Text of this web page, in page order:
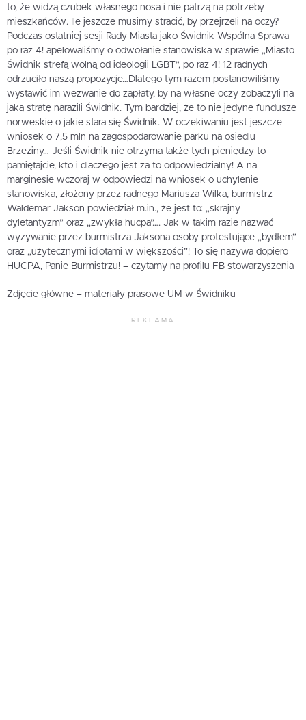
to, że widzą czubek własnego nosa i nie patrzą na potrzeby
mieszkańców. Ile jeszcze musimy stracić, by przejrzeli na oczy?
Podczas ostatniej sesji Rady Miasta jako Świdnik Wspólna Sprawa
po raz 4! apelowaliśmy o odwołanie stanowiska w sprawie „Miasto
Świdnik strefą wolną od ideologii LGBT”, po raz 4! 12 radnych
odrzuciło naszą propozycje…Dlatego tym razem postanowiliśmy
wystawić im wezwanie do zapłaty, by na własne oczy zobaczyli na
jaką stratę narazili Świdnik. Tym bardziej, że to nie jedyne fundusze
norweskie o jakie stara się Świdnik. W oczekiwaniu jest jeszcze
wniosek o 7,5 mln na zagospodarowanie parku na osiedlu
Brzeziny… Jeśli Świdnik nie otrzyma także tych pieniędzy to
pamiętajcie, kto i dlaczego jest za to odpowiedzialny! A na
marginesie wczoraj w odpowiedzi na wniosek o uchylenie
stanowiska, złożony przez radnego Mariusza Wilka, burmistrz
Waldemar Jakson powiedział m.in., że jest to: „skrajny
dyletantyzm” oraz „zwykła hucpa”…. Jak w takim razie nazwać
wyzywanie przez burmistrza Jaksona osoby protestujące „bydłem”
oraz „użytecznymi idiotami w większości”! To się nazywa dopiero
HUCPA, Panie Burmistrzu! – czytamy na profilu FB stowarzyszenia
Zdjęcie główne – materiały prasowe UM w Świdniku
REKLAMA